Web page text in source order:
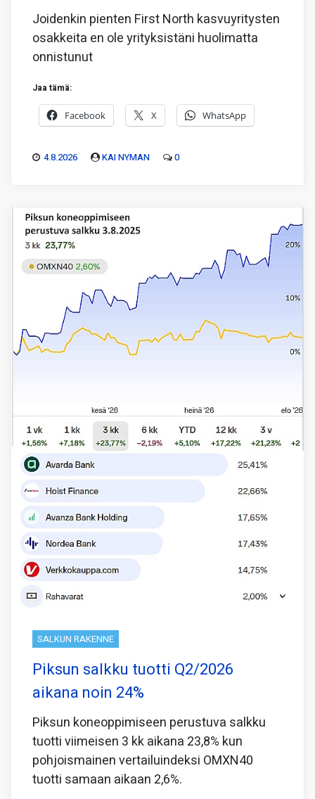
Joidenkin pienten First North kasvuyritysten
osakkeita en ole yrityksistäni huolimatta
onnistunut
Jaa tämä:
Facebook X WhatsApp
4.8.2026 KAI NYMAN 0
SALKUN RAKENNE
Piksun salkku tuotti Q2/2026
aikana noin 24%
Piksun koneoppimiseen perustuva salkku
tuotti viimeisen 3 kk aikana 23,8% kun
pohjoismainen vertailuindeksi OMXN40
tuotti samaan aikaan 2,6%.